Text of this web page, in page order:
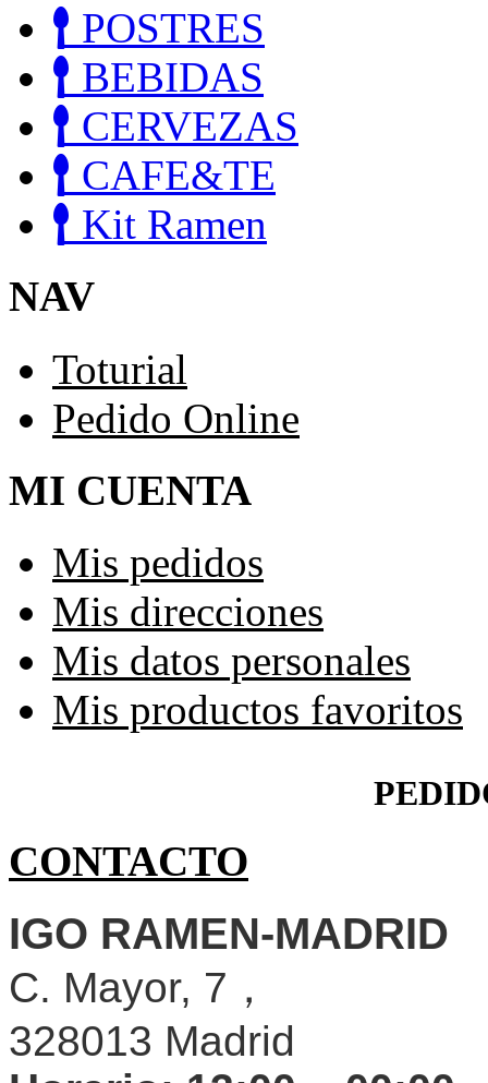
POSTRES
BEBIDAS
CERVEZAS
CAFE&TE
Kit Ramen
NAV
Toturial
Pedido Online
MI CUENTA
Mis pedidos
Mis direcciones
Mis datos personales
Mis productos favoritos
CONTACTO
IGO RAMEN-MADRID
C. Mayor, 7，
328013 Madrid